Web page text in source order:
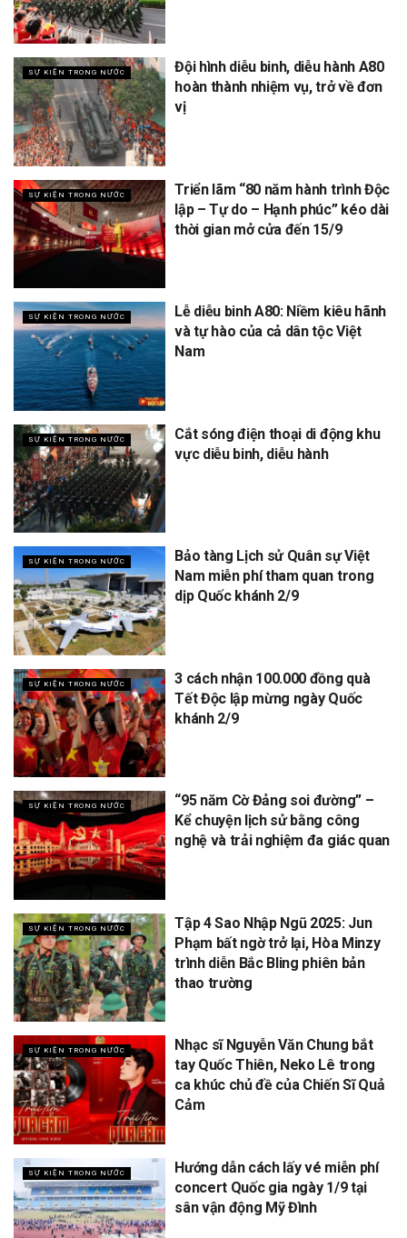
SỰ KIỆN TRONG NƯỚC
Đội hình diễu binh, diễu hành A80
hoàn thành nhiệm vụ, trở về đơn
vị
SỰ KIỆN TRONG NƯỚC
Triển lãm “80 năm hành trình Độc
lập – Tự do – Hạnh phúc” kéo dài
thời gian mở cửa đến 15/9
SỰ KIỆN TRONG NƯỚC
Lễ diễu binh A80: Niềm kiêu hãnh
và tự hào của cả dân tộc Việt
Nam
SỰ KIỆN TRONG NƯỚC
Cắt sóng điện thoại di động khu
vực diễu binh, diễu hành
SỰ KIỆN TRONG NƯỚC
Bảo tàng Lịch sử Quân sự Việt
Nam miễn phí tham quan trong
dịp Quốc khánh 2/9
SỰ KIỆN TRONG NƯỚC
3 cách nhận 100.000 đồng quà
Tết Độc lập mừng ngày Quốc
khánh 2/9
SỰ KIỆN TRONG NƯỚC
“95 năm Cờ Đảng soi đường” –
Kể chuyện lịch sử bằng công
nghệ và trải nghiệm đa giác quan
SỰ KIỆN TRONG NƯỚC
Tập 4 Sao Nhập Ngũ 2025: Jun
Phạm bất ngờ trở lại, Hòa Minzy
trình diễn Bắc Bling phiên bản
thao trường
SỰ KIỆN TRONG NƯỚC
Nhạc sĩ Nguyễn Văn Chung bắt
tay Quốc Thiên, Neko Lê trong
ca khúc chủ đề của Chiến Sĩ Quả
Cảm
SỰ KIỆN TRONG NƯỚC
Hướng dẫn cách lấy vé miễn phí
concert Quốc gia ngày 1/9 tại
sân vận động Mỹ Đình